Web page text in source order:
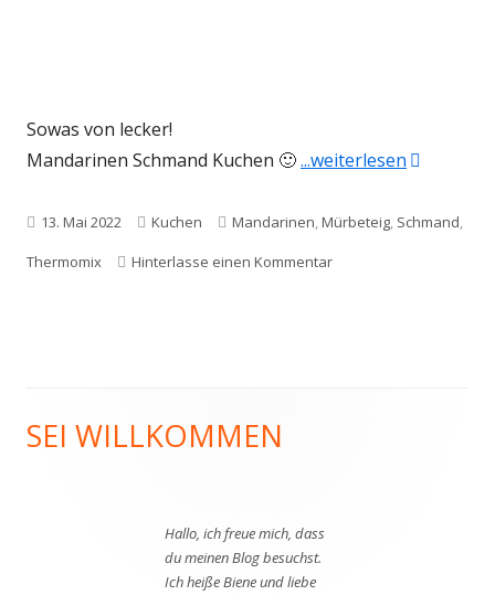
Sowas von lecker!
Mandarinen Schmand Kuchen 🙂...weiterlesen
Veröffentlicht
am
13. Mai 2022 Kategorien
Kuchen Schlagwörter
Mandarinen,Mürbeteig, Schmand,
Thermomix
Hinterlasse einen Kommentarzu Mandarinen
Haupt-
SEI WILLKOMMEN
Hallo, ich freue mich, dass
du meinen Blog besuchst.
Ich heiße Biene und liebe